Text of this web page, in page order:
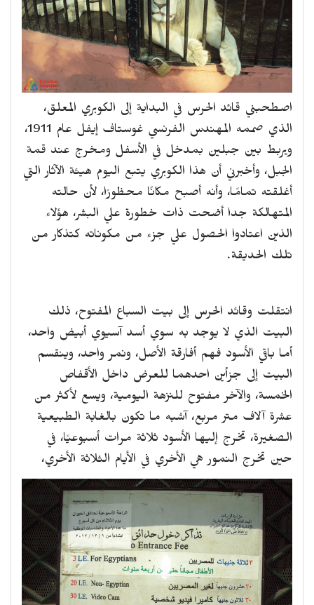
اصطحبني قائد الحرس في البداية إلى الكوبري المعلق،
الذي صممه المهندس الفرنسي غوستاف إيفل عام 1911،
ويربط بين جبلين بمدخل في الأسفل ومخرج عند قمة
الجبل، وأخبرني أن هذا الكوبري يتبع اليوم هيئة الآثار التي
أغلقته تمامًا، وأنه أصبح مكانًا محظورًا، لأن حالته
المتهالكة جدا أضحت ذات خطورة علي البشر، هؤلاء
الذين اعتادوا الحصول علي جزء من مكوناته كتذكار من
تلك الحديقة.
انتقلت وقائد الحرس إلى بيت السباع المفتوح، ذلك
البيت الذي لا يوجد به سوي أسد آسيوي أبيض واحد،
أما باقي الأسود فهم أفارقة الأصل، ونمر واحد، وينقسم
البيت إلى جزأين احدهما للعرض داخل الأقفاص
الخمسة، والآخر مفتوح للنزهة اليومية، ويسع لأكثر من
عشرة آلاف متر مربع، آشبه ما تكون بالغابة الطبيعية
الصغيرة، تخرج إليها الأسود ثلاثة مرات أسبوعيًا، في
حين تخرج النمور هي الأخري في الأيام الثلاثة الأخري،